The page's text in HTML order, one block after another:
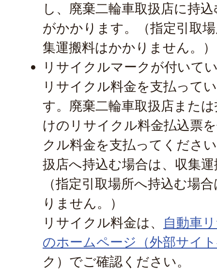
し、廃棄二輪車取扱店に持
がかかります。（指定引取
集運搬料はかかりません。）
リサイクルマークが付いて
リサイクル料金を支払って
す。廃棄二輪車取扱店また
けのリサイクル料金払込票
クル料金を支払ってくださ
扱店へ持込む場合は、収集
（指定引取場所へ持込む場
りません。）
リサイクル料金は、 自動車
のホームページ（外部サイ
ク） でご確認ください。